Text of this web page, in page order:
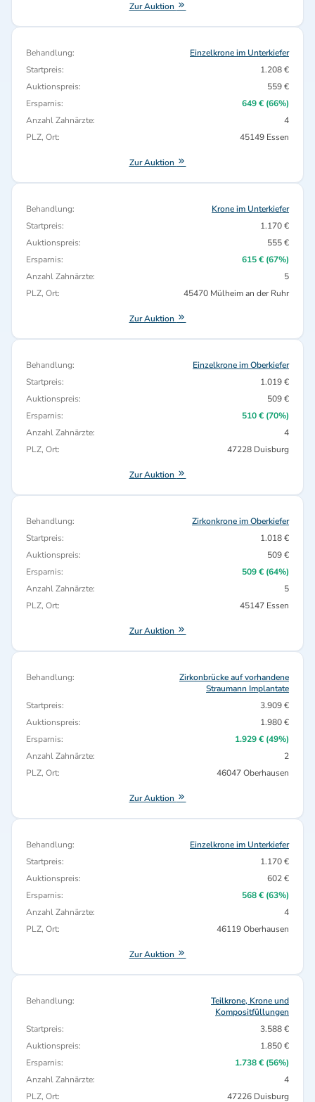
Zur Auktion
Behandlung:
Einzelkrone im Unterkiefer
Startpreis:
1.208 €
Auktionspreis:
559 €
Ersparnis:
649 € (66%)
Anzahl Zahnärzte:
4
PLZ, Ort:
45149 Essen
Zur Auktion
Behandlung:
Krone im Unterkiefer
Startpreis:
1.170 €
Auktionspreis:
555 €
Ersparnis:
615 € (67%)
Anzahl Zahnärzte:
5
PLZ, Ort:
45470 Mülheim an der Ruhr
Zur Auktion
Behandlung:
Einzelkrone im Oberkiefer
Startpreis:
1.019 €
Auktionspreis:
509 €
Ersparnis:
510 € (70%)
Anzahl Zahnärzte:
4
PLZ, Ort:
47228 Duisburg
Zur Auktion
Behandlung:
Zirkonkrone im Oberkiefer
Startpreis:
1.018 €
Auktionspreis:
509 €
Ersparnis:
509 € (64%)
Anzahl Zahnärzte:
5
PLZ, Ort:
45147 Essen
Zur Auktion
Behandlung:
Zirkonbrücke auf vorhandene
Straumann Implantate
Startpreis:
3.909 €
Auktionspreis:
1.980 €
Ersparnis:
1.929 € (49%)
Anzahl Zahnärzte:
2
PLZ, Ort:
46047 Oberhausen
Zur Auktion
Behandlung:
Einzelkrone im Unterkiefer
Startpreis:
1.170 €
Auktionspreis:
602 €
Ersparnis:
568 € (63%)
Anzahl Zahnärzte:
4
PLZ, Ort:
46119 Oberhausen
Zur Auktion
Behandlung:
Teilkrone, Krone und
Kompositfüllungen
Startpreis:
3.588 €
Auktionspreis:
1.850 €
Ersparnis:
1.738 € (56%)
Anzahl Zahnärzte:
4
PLZ, Ort:
47226 Duisburg